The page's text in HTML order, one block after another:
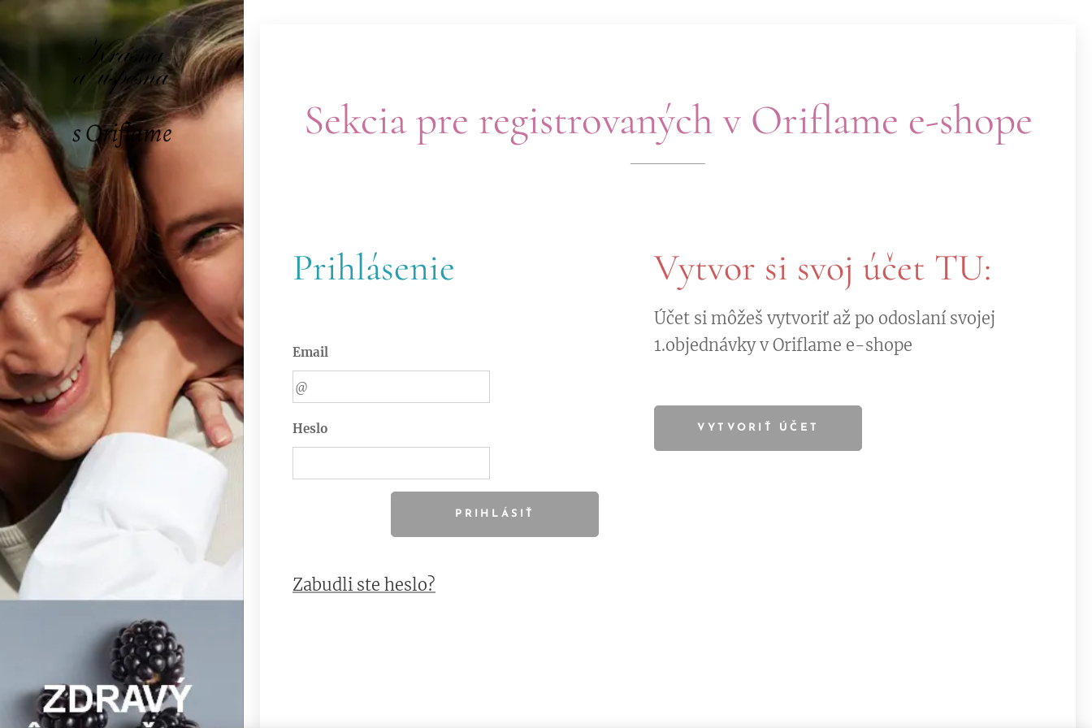
s Oriflame Sekcia pre registrovaných v Oriflame e-shope
Prihlásenie
Email
Heslo
PRIHLÁSIŤ
Zabudli ste heslo?
Vytvor si svoj účet TU:
Účet si môžeš vytvoriť až po odoslaní svojej
1.objednávky v Oriflame e-shope
VYTVORIŤ ÚČET